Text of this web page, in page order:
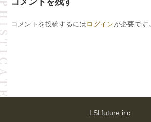
コメントを投稿するにはログインが必要です。
LSLfuture.inc